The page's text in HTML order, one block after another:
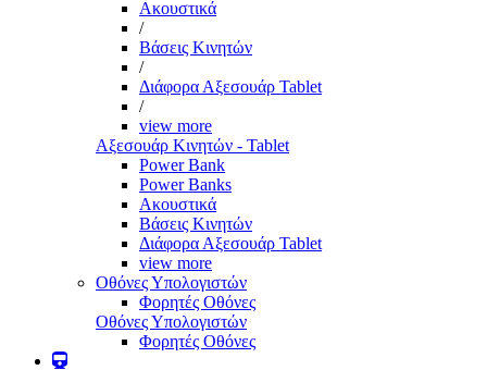
Ακουστικά
/
Βάσεις Κινητών
/
Διάφορα Αξεσουάρ Tablet
/
view more
Αξεσουάρ Κινητών - Tablet
Power Bank
Power Banks
Ακουστικά
Βάσεις Κινητών
Διάφορα Αξεσουάρ Tablet
view more
Οθόνες Υπολογιστών
Φορητές Οθόνες
Οθόνες Υπολογιστών
Φορητές Οθόνες